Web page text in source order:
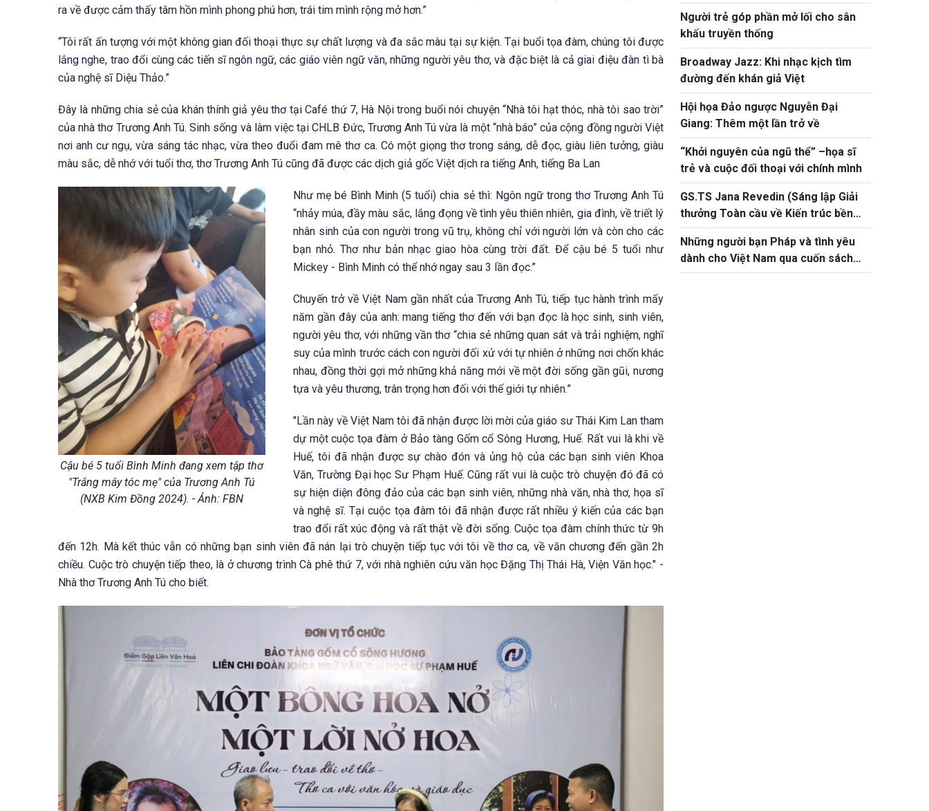
ra về được cảm thấy tâm hồn mình phong phú hơn, trái tim mình rộng mở hơn.”
“Tôi rất ấn tượng với một không gian đối thoại thực sự chất lượng và đa sắc màu tại sự kiện. Tại buổi tọa đàm, chúng tôi được
lắng nghe, trao đổi cùng các tiến sĩ ngôn ngữ, các giáo viên ngữ văn, những người yêu thơ, và đặc biệt là cả giai điệu đàn tì bà
của nghệ sĩ Diệu Thảo.”
Đây là những chia sẻ của khán thính giả yêu thơ tại Café thứ 7, Hà Nội trong buổi nói chuyện “Nhà tôi hạt thóc, nhà tôi sao trời”
của nhà thơ Trương Anh Tú. Sinh sống và làm việc tại CHLB Đức, Trương Anh Tú vừa là một “nhà báo” của cộng đồng người Việt
nơi anh cư ngụ, vừa sáng tác nhạc, vừa theo đuổi đam mê thơ ca. Có một giọng thơ trong sáng, dễ đọc, giàu liên tưởng, giàu
màu sắc, dễ nhớ với tuổi thơ, thơ Trương Anh Tú cũng đã được các dịch giả gốc Việt dịch ra tiếng Anh, tiếng Ba Lan
Cậu bé 5 tuổi Bình Minh đang xem tập thơ
"Trắng mây tóc mẹ" của Trương Anh Tú
(NXB Kim Đồng 2024). - Ảnh: FBN
Như mẹ bé Bình Minh (5 tuổi) chia sẻ thì: Ngôn ngữ trong thơ Trương Anh Tú
“nhảy múa, đầy màu sắc, lắng đọng về tình yêu thiên nhiên, gia đình, về triết lý
nhân sinh của con người trong vũ trụ, không chỉ với người lớn và còn cho các
bạn nhỏ. Thơ như bản nhạc giao hòa cùng trời đất. Để cậu bé 5 tuổi như
Mickey - Bình Minh có thể nhớ ngay sau 3 lần đọc.”
Chuyến trở về Việt Nam gần nhất của Trương Anh Tú, tiếp tục hành trình mấy
năm gần đây của anh: mang tiếng thơ đến với bạn đọc là học sinh, sinh viên,
người yêu thơ, với những vần thơ “chia sẻ những quan sát và trải nghiệm, nghĩ
suy của mình trước cách con người đối xử với tự nhiên ở những nơi chốn khác
nhau, đồng thời gợi mở những khả năng mới về một đời sống gần gũi, nương
tựa và yêu thương, trân trọng hơn đối với thế giới tự nhiên.”
"Lần này về Việt Nam tôi đã nhận được lời mời của giáo sư Thái Kim Lan tham
dự một cuộc tọa đàm ở Bảo tàng Gốm cổ Sông Hương, Huế. Rất vui là khi về
Huế, tôi đã nhận được sự chào đón và ủng hộ của các bạn sinh viên Khoa
Văn, Trường Đại học Sư Phạm Huế. Cũng rất vui là cuộc trò chuyện đó đã có
sự hiện diện đông đảo của các bạn sinh viên, những nhà văn, nhà thơ, họa sĩ
và nghệ sĩ. Tại cuộc tọa đàm tôi đã nhận được rất nhiều ý kiến của các bạn
trao đổi rất xúc động và rất thật về đời sống. Cuộc tọa đàm chính thức từ 9h
đến 12h. Mà kết thúc vẫn có những bạn sinh viên đã nán lại trò chuyện tiếp tục với tôi về thơ ca, về văn chương đến gần 2h
chiều. Cuộc trò chuyện tiếp theo, là ở chương trình Cà phê thứ 7, với nhà nghiên cứu văn học Đặng Thị Thái Hà, Viện Văn học." -
Nhà thơ Trương Anh Tú cho biết.
Người trẻ góp phần mở lối cho sân
khấu truyền thống
Broadway Jazz: Khi nhạc kịch tìm
đường đến khán giả Việt
Hội họa Đảo ngược Nguyễn Đại
Giang: Thêm một lần trở về
“Khởi nguyên của ngũ thể” –họa sĩ
trẻ và cuộc đối thoại với chính mình
GS.TS Jana Revedin (Sáng lập Giải
thưởng Toàn cầu về Kiến trúc bền
vững): Kiến trúc, trên hết, là một
hành động chuyển đổi
Những người bạn Pháp và tình yêu
dành cho Việt Nam qua cuốn sách
ảnh “Chùa Việt Nam”